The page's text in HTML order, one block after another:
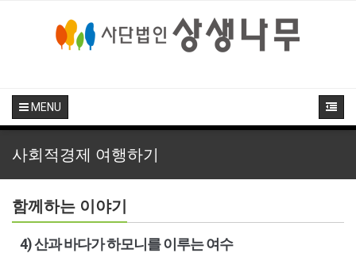
MENU
사회적경제 여행하기
함께하는 이야기
4) 산과 바다가 하모니를 이루는 여수